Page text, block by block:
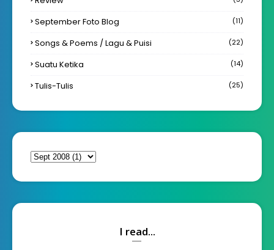
September Foto Blog (11)
Songs & Poems / Lagu & Puisi (22)
Suatu Ketika (14)
Tulis-Tulis (25)
I read...